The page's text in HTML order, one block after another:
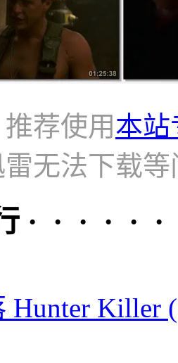
荐使用本站
无法下载等
· · · · · ·
Hunter Killer